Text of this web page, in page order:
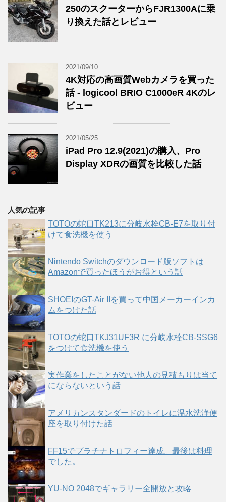
250のスクーターからFJR1300Aに乗
り換えた話とレビュー
2021/09/10
4K対応の高画質Webカメラを買った
話 - logicool BRIO C1000eR 4Kのレ
ビュー
2021/05/25
iPad Pro 12.9(2021)の購入、Pro
Display XDRの画質を比較した話
人気の記事
TOTOの蛇口TK213に分岐水栓CB-E7を取り付
けて食洗機を使う
Nintendo Switchのダウンロード版ソフトは
Amazonで買ったほうがお得という話
SHOEIのGT-Air IIを買って中国メーカーインカ
ムをつけた話
TOTOの蛇口TKJ31UF3R に分岐水栓CB-SSG6
をつけて食洗機を使う
実作業をしたことがない他人の見積もりは当て
にならないという話
アメリカンスタンダードのトイレに温水洗浄便
座を取り付けた話
FF15でプラチナトロフィー達成。最後は料理
でした。
YU-NO 2048でギャラリー全開放と攻略